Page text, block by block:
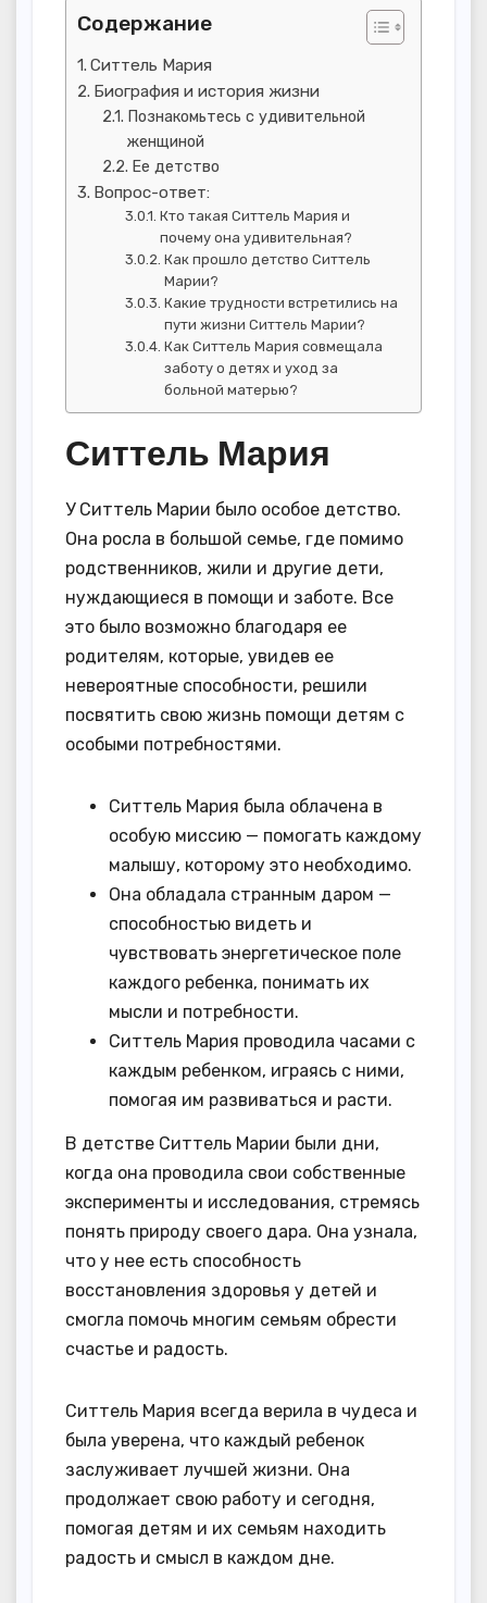
Содержание
Ситтель Мария
Биография и история жизни
Познакомьтесь с удивительной
женщиной
Ее детство
Вопрос-ответ:
Кто такая Ситтель Мария и
почему она удивительная?
Как прошло детство Ситтель
Марии?
Какие трудности встретились на
пути жизни Ситтель Марии?
Как Ситтель Мария совмещала
заботу о детях и уход за
больной матерью?
Ситтель Мария
У Ситтель Марии было особое детство.
Она росла в большой семье, где помимо
родственников, жили и другие дети,
нуждающиеся в помощи и заботе. Все
это было возможно благодаря ее
родителям, которые, увидев ее
невероятные способности, решили
посвятить свою жизнь помощи детям с
особыми потребностями.
Ситтель Мария была облачена в
особую миссию — помогать каждому
малышу, которому это необходимо.
Она обладала странным даром —
способностью видеть и
чувствовать энергетическое поле
каждого ребенка, понимать их
мысли и потребности.
Ситтель Мария проводила часами с
каждым ребенком, играясь с ними,
помогая им развиваться и расти.
В детстве Ситтель Марии были дни,
когда она проводила свои собственные
эксперименты и исследования, стремясь
понять природу своего дара. Она узнала,
что у нее есть способность
восстановления здоровья у детей и
смогла помочь многим семьям обрести
счастье и радость.
Ситтель Мария всегда верила в чудеса и
была уверена, что каждый ребенок
заслуживает лучшей жизни. Она
продолжает свою работу и сегодня,
помогая детям и их семьям находить
радость и смысл в каждом дне.